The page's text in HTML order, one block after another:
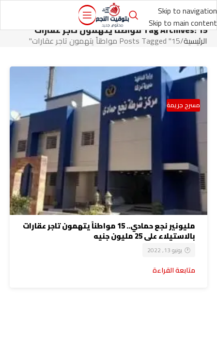
Skip to navigation
Skip to main content
Tag Archives: 15 مواطناً يتهمون تاجر عقارات
الرئيسية Posts Tagged "15 مواطناً يتهمون تاجر عقارات"
مسرح جريمة
مليونير نجع حمادي.. 15 مواطناً يتهمون تاجر عقارات
بالاستيلاء على 25 مليون جنيه
يونيو 13, 2022
متابعة القراءة